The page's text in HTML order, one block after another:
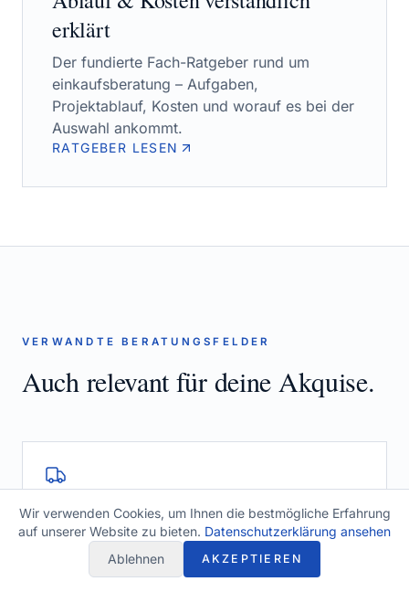
erklärt
Der fundierte Fach-Ratgeber rund um
einkaufsberatung – Aufgaben,
Projektablauf, Kosten und worauf es bei der
Auswahl ankommt.
RATGEBER LESEN
VERWANDTE BERATUNGSFELDER
Auch relevant für deine Akquise.
Supply Chain Beratung
SUPPLY CHAIN BERATUNG ANSEHEN
Wir verwenden Cookies, um Ihnen die bestmögliche Erfahrung
auf unserer Website zu bieten. Datenschutzerklärung ansehen
Ablehnen
AKZEPTIEREN